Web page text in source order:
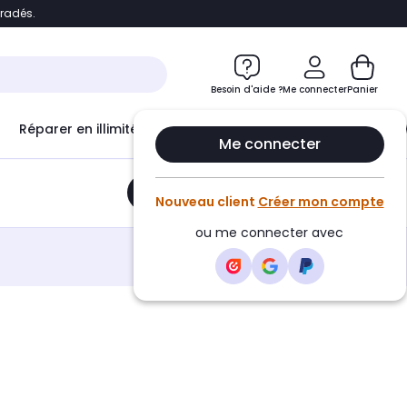
Accéder directement au chatbot
Besoin d'aide ?Me connecter
Me connecter
Nouveau client Créer mon compte
ou me connecter avec
Panier
Réparer en illimité avec Le Club Infinity
Ajouter au panier